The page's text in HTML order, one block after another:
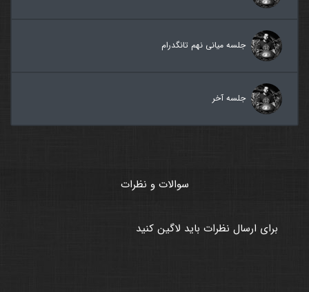
جلسه میانی نهم تانگدرام
جلسه آخر
سوالات و نظرات
برای ارسال نظرات باید لاگین کنید